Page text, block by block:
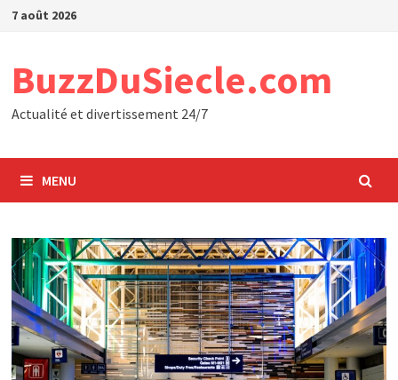
Passer
7 août 2026
BuzzDuSiecle.com
Actualité et divertissement 24/7
MENU